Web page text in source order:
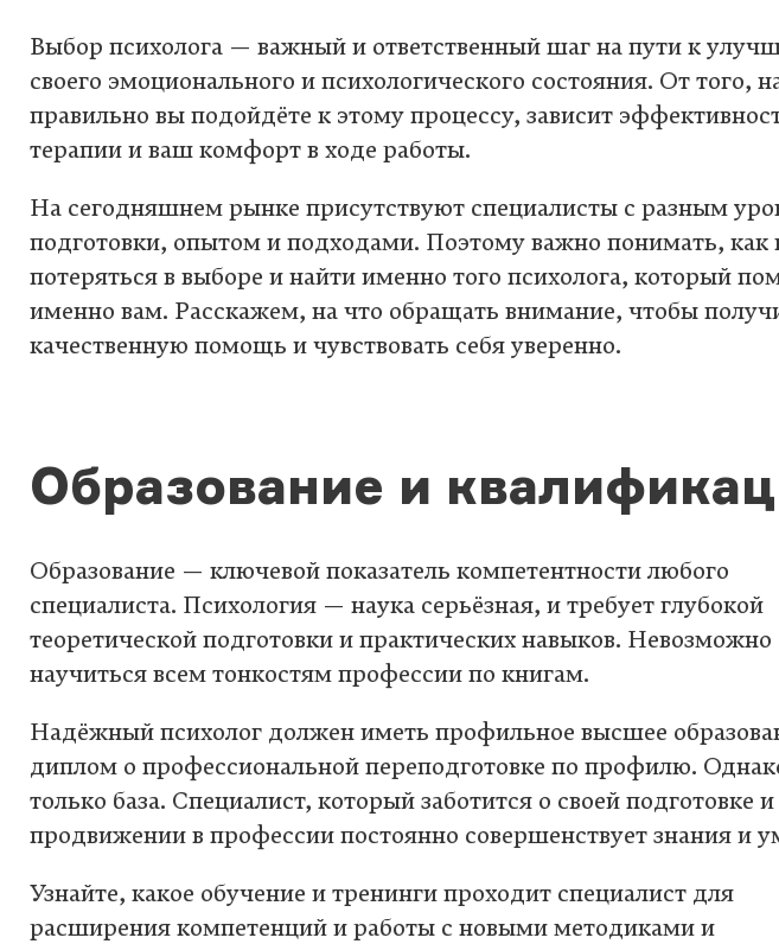
Выбор психолога — важный и ответственный шаг на пути к
своего эмоционального и психологического состояния. От того,
правильно вы подойдёте к этому процессу, зависит
терапии и ваш комфорт в ходе работы.
На сегодняшнем рынке присутствуют специалисты с разным
подготовки, опытом и подходами. Поэтому важно понимать, как
потеряться в выборе и найти именно того психолога, который
именно вам. Расскажем, на что обращать внимание, чтобы
качественную помощь и чувствовать себя уверенно.
Образование и
Образование — ключевой показатель компетентности любого
специалиста. Психология — наука серьёзная, и требует глубокой
теоретической подготовки и практических навыков. Невозможно
научиться всем тонкостям профессии по книгам.
Надёжный психолог должен иметь профильное высшее
диплом о профессиональной переподготовке по профилю.
только база. Специалист, который заботится о своей подготовке и
продвижении в профессии постоянно совершенствует знания и
Узнайте, какое обучение и тренинги проходит специалист для
расширения компетенций и работы с новыми методиками и